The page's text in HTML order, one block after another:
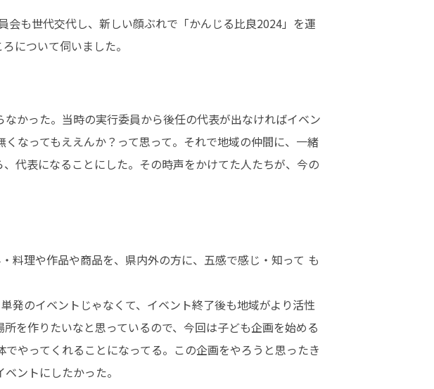
も世代交代し、新しい顔ぶれで「かんじる比良2024」を運
について伺いました。
かった。当時の実行委員から後任の代表が出なければイベン
なってもええんか？って思って。それで地域の仲間に、一緒
代表になることにした。その時声をかけてた人たちが、今の
料理や作品や商品を、県内外の方に、五感で感じ・知って も
発のイベントじゃなくて、イベント終了後も地域がより活性
を作りたいなと思っているので、今回は子ども企画を始める
やってくれることになってる。この企画をやろうと思ったき
ントにしたかった。